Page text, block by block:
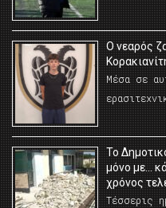
O νεαρός
Μέσα σε
Το
μόνο με…
χρόνος
Τέσσερις